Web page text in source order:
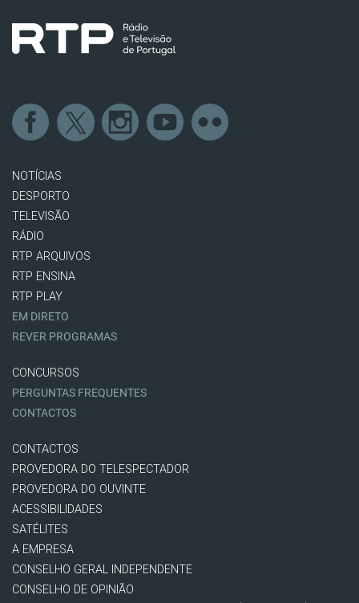
NOTÍCIAS
DESPORTO
TELEVISÃO
RÁDIO
RTP ARQUIVOS
RTP ENSINA
RTP PLAY
EM DIRETO
REVER PROGRAMAS
CONCURSOS
PERGUNTAS FREQUENTES
CONTACTOS
CONTACTOS
PROVEDORA DO TELESPECTADOR
PROVEDORA DO OUVINTE
ACESSIBILIDADES
SATÉLITES
A EMPRESA
CONSELHO GERAL INDEPENDENTE
CONSELHO DE OPINIÃO